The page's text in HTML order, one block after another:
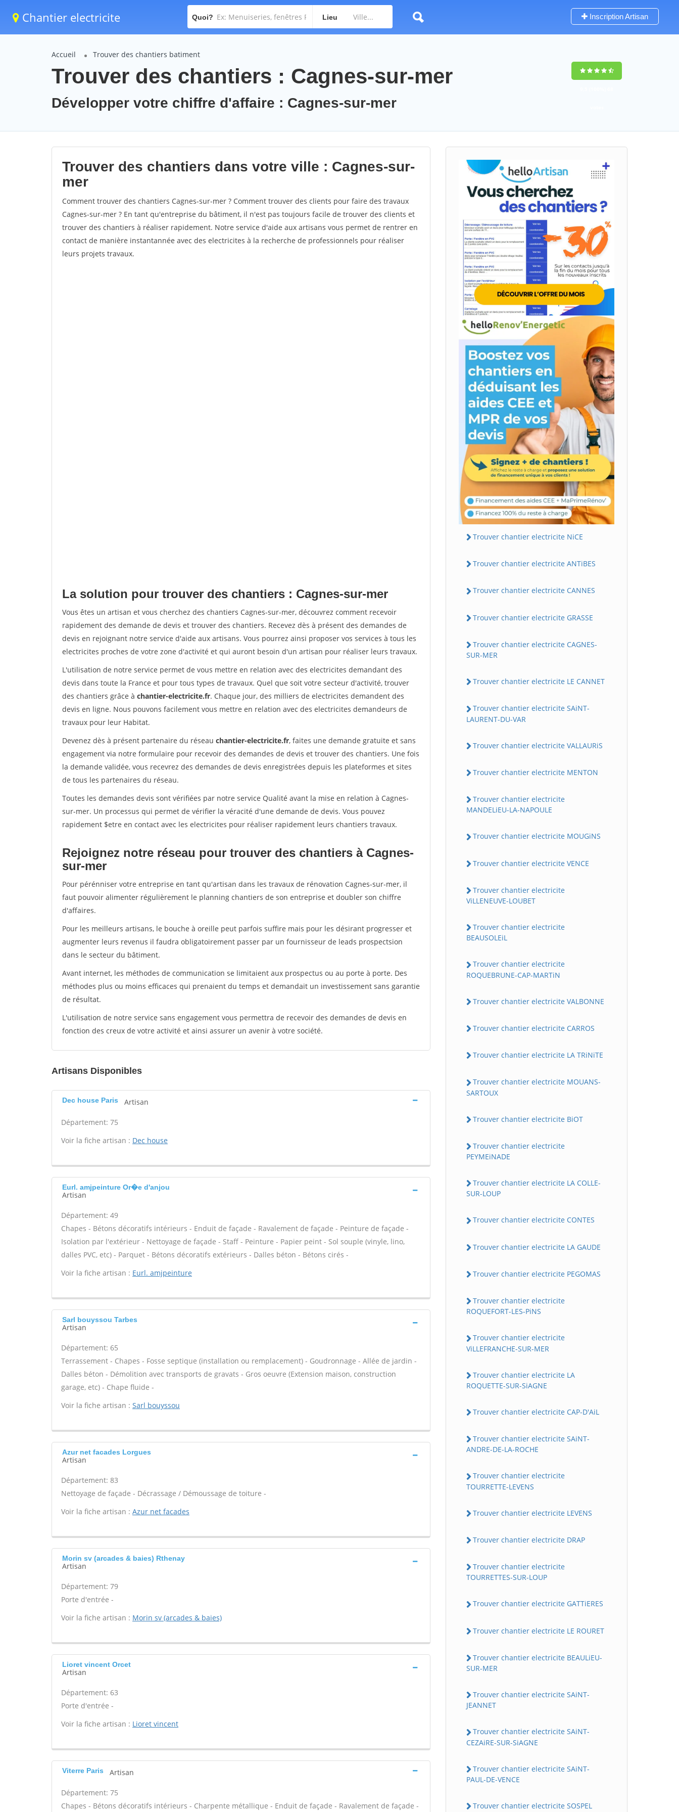
Chantier electricite Quoi? Lieu Inscription Artisan
Accueil Trouver des chantiers batiment
Trouver des chantiers : Cagnes-sur-mer
Développer votre chiffre d'affaire : Cagnes-sur-mer
Trouver des chantiers dans votre ville : Cagnes-sur-
mer
Comment trouver des chantiers Cagnes-sur-mer ? Comment trouver des clients pour faire des travaux
Cagnes-sur-mer ? En tant qu'entreprise du bâtiment, il n'est pas toujours facile de trouver des clients et
trouver des chantiers à réaliser rapidement. Notre service d'aide aux artisans vous permet de rentrer en
contact de manière instantannée avec des electricites à la recherche de professionnels pour réaliser
leurs projets travaux.
La solution pour trouver des chantiers : Cagnes-sur-mer
Vous êtes un artisan et vous cherchez des chantiers Cagnes-sur-mer, découvrez comment recevoir
rapidement des demande de devis et trouver des chantiers. Recevez dès à présent des demandes de
devis en rejoignant notre service d'aide aux artisans. Vous pourrez ainsi proposer vos services à tous les
electricites proches de votre zone d'activité et qui auront besoin d'un artisan pour réaliser leurs travaux.
L'utilisation de notre service permet de vous mettre en relation avec des electricites demandant des
devis dans toute la France et pour tous types de travaux. Quel que soit votre secteur d'activité, trouver
des chantiers grâce à chantier-electricite.fr. Chaque jour, des milliers de electricites demandent des
devis en ligne. Nous pouvons facilement vous mettre en relation avec des electricites demandeurs de
travaux pour leur Habitat.
Devenez dès à présent partenaire du réseau chantier-electricite.fr, faites une demande gratuite et sans
engagement via notre formulaire pour recevoir des demandes de devis et trouver des chantiers. Une fois
la demande validée, vous recevrez des demandes de devis enregistrées depuis les plateformes et sites
de tous les partenaires du réseau.
Toutes les demandes devis sont vérifiées par notre service Qualité avant la mise en relation à Cagnes-
sur-mer. Un processus qui permet de vérifier la véracité d'une demande de devis. Vous pouvez
rapidement $etre en contact avec les electricites pour réaliser rapidement leurs chantiers travaux.
Rejoignez notre réseau pour trouver des chantiers à Cagnes-
sur-mer
Pour pérénniser votre entreprise en tant qu'artisan dans les travaux de rénovation Cagnes-sur-mer, il
faut pouvoir alimenter régulièrement le planning chantiers de son entreprise et doubler son chiffre
d'affaires.
Pour les meilleurs artisans, le bouche à oreille peut parfois suffire mais pour les désirant progresser et
augmenter leurs revenus il faudra obligatoirement passer par un fournisseur de leads prospectsion
dans le secteur du bâtiment.
Avant internet, les méthodes de communication se limitaient aux prospectus ou au porte à porte. Des
méthodes plus ou moins efficaces qui prenaient du temps et demandait un investissement sans garantie
de résultat.
L'utilisation de notre service sans engagement vous permettra de recevoir des demandes de devis en
fonction des creux de votre activité et ainsi assurer un avenir à votre société.
Artisans Disponibles
Dec house Paris Artisan
Département: 75
Voir la fiche artisan : Dec house
Eurl. amjpeinture Or�e d'anjou
Artisan
Département: 49
Chapes - Bétons décoratifs intérieurs - Enduit de façade - Ravalement de façade - Peinture de façade -
Isolation par l'extérieur - Nettoyage de façade - Staff - Peinture - Papier peint - Sol souple (vinyle, lino,
dalles PVC, etc) - Parquet - Bétons décoratifs extérieurs - Dalles béton - Bétons cirés -
Voir la fiche artisan : Eurl. amjpeinture
Sarl bouyssou Tarbes
Artisan
Département: 65
Terrassement - Chapes - Fosse septique (installation ou remplacement) - Goudronnage - Allée de jardin -
Dalles béton - Démolition avec transports de gravats - Gros oeuvre (Extension maison, construction
garage, etc) - Chape fluide -
Voir la fiche artisan : Sarl bouyssou
Azur net facades Lorgues
Artisan
Département: 83
Nettoyage de façade - Décrassage / Démoussage de toiture -
Voir la fiche artisan : Azur net facades
Morin sv (arcades & baies) Rthenay
Artisan
Département: 79
Porte d'entrée -
Voir la fiche artisan : Morin sv (arcades & baies)
Lioret vincent Orcet
Artisan
Département: 63
Porte d'entrée -
Voir la fiche artisan : Lioret vincent
Viterre Paris Artisan
Département: 75
Chapes - Bétons décoratifs intérieurs - Charpente métallique - Enduit de façade - Ravalement de façade -
Trouver chantier electricite NiCE
Trouver chantier electricite ANTiBES
Trouver chantier electricite CANNES
Trouver chantier electricite GRASSE
Trouver chantier electricite CAGNES-
SUR-MER
Trouver chantier electricite LE CANNET
Trouver chantier electricite SAiNT-
LAURENT-DU-VAR
Trouver chantier electricite VALLAURiS
Trouver chantier electricite MENTON
Trouver chantier electricite
MANDELiEU-LA-NAPOULE
Trouver chantier electricite MOUGiNS
Trouver chantier electricite VENCE
Trouver chantier electricite
ViLLENEUVE-LOUBET
Trouver chantier electricite
BEAUSOLEiL
Trouver chantier electricite
ROQUEBRUNE-CAP-MARTiN
Trouver chantier electricite VALBONNE
Trouver chantier electricite CARROS
Trouver chantier electricite LA TRiNiTE
Trouver chantier electricite MOUANS-
SARTOUX
Trouver chantier electricite BiOT
Trouver chantier electricite
PEYMEiNADE
Trouver chantier electricite LA COLLE-
SUR-LOUP
Trouver chantier electricite CONTES
Trouver chantier electricite LA GAUDE
Trouver chantier electricite PEGOMAS
Trouver chantier electricite
ROQUEFORT-LES-PiNS
Trouver chantier electricite
ViLLEFRANCHE-SUR-MER
Trouver chantier electricite LA
ROQUETTE-SUR-SiAGNE
Trouver chantier electricite CAP-D'AiL
Trouver chantier electricite SAiNT-
ANDRE-DE-LA-ROCHE
Trouver chantier electricite
TOURRETTE-LEVENS
Trouver chantier electricite LEVENS
Trouver chantier electricite DRAP
Trouver chantier electricite
TOURRETTES-SUR-LOUP
Trouver chantier electricite GATTiERES
Trouver chantier electricite LE ROURET
Trouver chantier electricite BEAULiEU-
SUR-MER
Trouver chantier electricite SAiNT-
JEANNET
Trouver chantier electricite SAiNT-
CEZAiRE-SUR-SiAGNE
Trouver chantier electricite SAiNT-
PAUL-DE-VENCE
Trouver chantier electricite SOSPEL